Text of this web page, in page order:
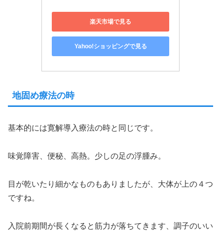
楽天市場で見る
Yahoo!ショッピングで見る
地固め療法の時
基本的には寛解導入療法の時と同じです。
味覚障害、便秘、高熱。少しの足の浮腫み。
目が乾いたり細かなものもありましたが、大体が上の４つ
ですね。
入院前期間が長くなると筋力が落ちてきます、調子のいい